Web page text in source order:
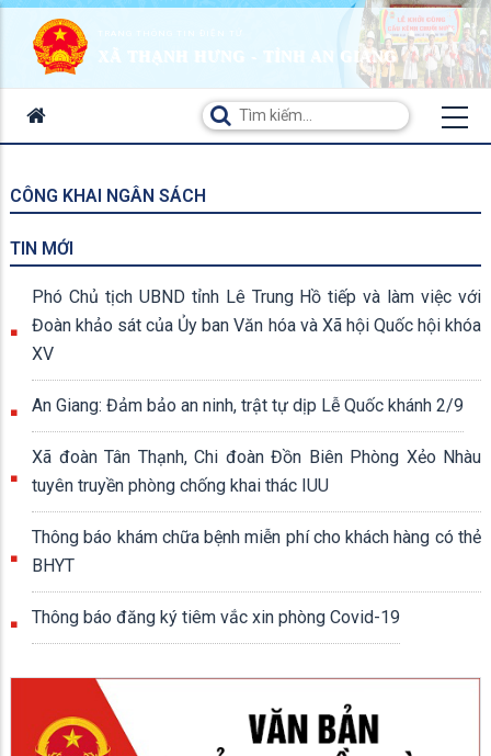
TRANG THÔNG TIN ĐIỆN TỬ
XÃ THẠNH HƯNG - TỈNH AN GIANG
CÔNG KHAI NGÂN SÁCH
TIN MỚI
Phó Chủ tịch UBND tỉnh Lê Trung Hồ tiếp và làm việc với
Đoàn khảo sát của Ủy ban Văn hóa và Xã hội Quốc hội khóa
XV
An Giang: Đảm bảo an ninh, trật tự dịp Lễ Quốc khánh 2/9
Xã đoàn Tân Thạnh, Chi đoàn Đồn Biên Phòng Xẻo Nhàu
tuyên truyền phòng chống khai thác IUU
Thông báo khám chữa bệnh miễn phí cho khách hàng có thẻ
BHYT
Thông báo đăng ký tiêm vắc xin phòng Covid-19